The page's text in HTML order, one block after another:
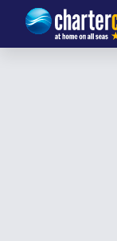
Chartercheck